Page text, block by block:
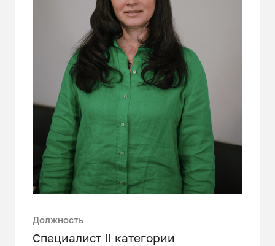
Должность
Специалист II категории